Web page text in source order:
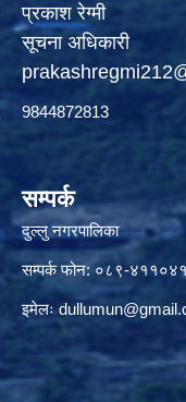
प्रकाश रेग्मी
सूचना अधिकारी
9844872813
सम्पर्क
दुल्लु नगरपालिका
सम्पर्क फोन: ०८९-
इमेलः